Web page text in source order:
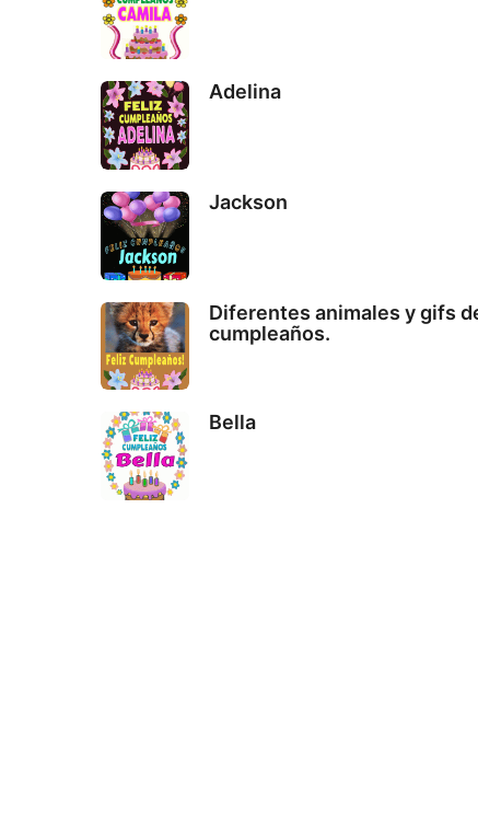
Adelina
Jackson
Diferentes animales y gifs
cumpleaños.
Bella